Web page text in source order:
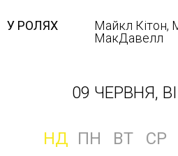
У РОЛЯХ
Майкл Кітон,
МакДавелл
09 ЧЕРВНЯ,
НД ПН ВТ СР